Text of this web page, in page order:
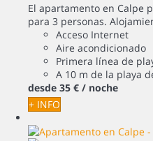
El apartamento en Calpe
para 3 personas.
Acceso Internet
Aire acondicionado
Primera línea de
A 10 m de la playa
desde 35 € / noche
+ INFO